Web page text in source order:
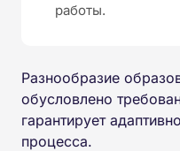
работы.
Разнообразие
обусловлено
гарантирует
процесса.